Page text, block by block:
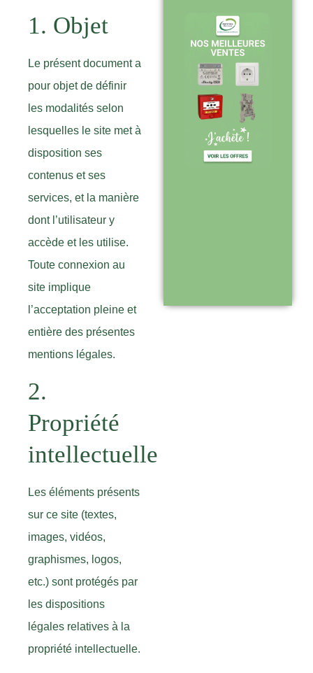
1. Objet
Le présent document a
pour objet de définir
les modalités selon
lesquelles le site met à
disposition ses
contenus et ses
services, et la manière
dont l’utilisateur y
accède et les utilise.
Toute connexion au
site implique
l’acceptation pleine et
entière des présentes
mentions légales.
2.
Propriété
intellectuelle
Les éléments présents
sur ce site (textes,
images, vidéos,
graphismes, logos,
etc.) sont protégés par
les dispositions
légales relatives à la
propriété intellectuelle.
Expédition sous
24-48h :
livraison rapide
après validation
de commande